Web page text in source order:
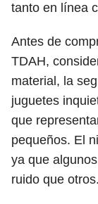
tanto en línea
Antes de
TDAH,
material, la
juguetes
que
pequeños. El
ya que
ruido que otros.